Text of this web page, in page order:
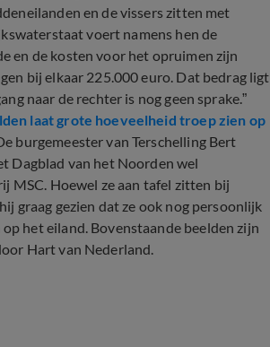
en de vissers zitten met
voert namens hen de
en de kosten voor het opruimen zijn
bij elkaar 225.000 euro. Dat bedrag ligt
naar de rechter is nog geen sprake.”
laat grote hoeveelheid troep zien op
burgemeester van Terschelling Bert
Dagblad van het Noorden wel
MSC. Hoewel ze aan tafel zitten bij
graag gezien dat ze ook nog persoonlijk
het eiland. Bovenstaande beelden zijn
Hart van Nederland.